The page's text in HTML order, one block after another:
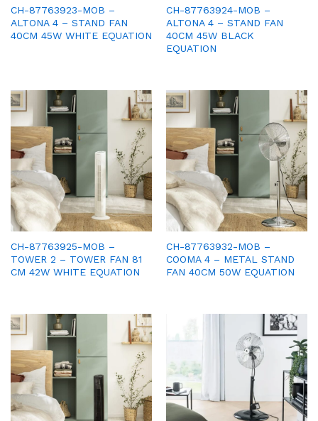
CH-87763923-MOB –
ALTONA 4 – STAND FAN
40CM 45W WHITE EQUATION
CH-87763924-MOB –
ALTONA 4 – STAND FAN
40CM 45W BLACK
EQUATION
CH-87763925-MOB –
TOWER 2 – TOWER FAN 81
CM 42W WHITE EQUATION
CH-87763932-MOB –
COOMA 4 – METAL STAND
FAN 40CM 50W EQUATION